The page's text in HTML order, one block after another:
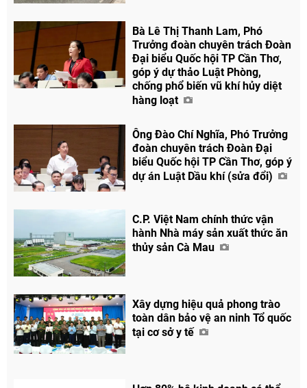
Bà Lê Thị Thanh Lam, Phó
Trưởng đoàn chuyên trách Đoàn
Đại biểu Quốc hội TP Cần Thơ,
góp ý dự thảo Luật Phòng,
chống phổ biến vũ khí hủy diệt
hàng loạt
Ông Đào Chí Nghĩa, Phó Trưởng
đoàn chuyên trách Đoàn Đại
biểu Quốc hội TP Cần Thơ, góp ý
dự án Luật Dầu khí (sửa đổi)
C.P. Việt Nam chính thức vận
hành Nhà máy sản xuất thức ăn
thủy sản Cà Mau
Xây dựng hiệu quả phong trào
toàn dân bảo vệ an ninh Tổ quốc
tại cơ sở y tế